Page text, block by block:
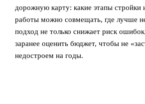
дорожную карту: какие этапы стройки
работы можно совмещать, где лучше
подход не только снижает риск
заранее оценить бюджет, чтобы не
недостроем на годы.